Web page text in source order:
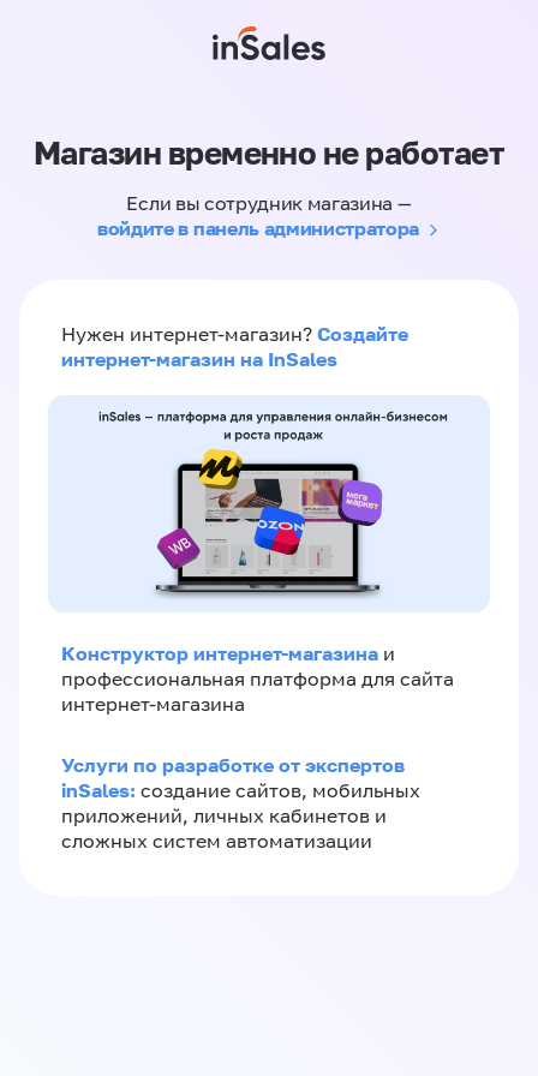
Магазин временно не работает
Если вы сотрудник магазина —
войдите в панель администратора
Нужен интернет-магазин? Создайте
интернет-магазин на InSales
Конструктор интернет-магазина и
профессиональная платформа для сайта
интернет-магазина
Услуги по разработке от экспертов
inSales: создание сайтов, мобильных
приложений, личных кабинетов и
сложных систем автоматизации